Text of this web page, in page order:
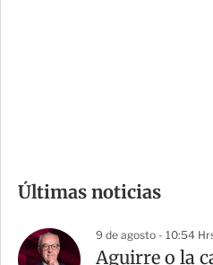
p
a
r
Últimas noticias
9 de agosto - 10:54
Aguirre o la